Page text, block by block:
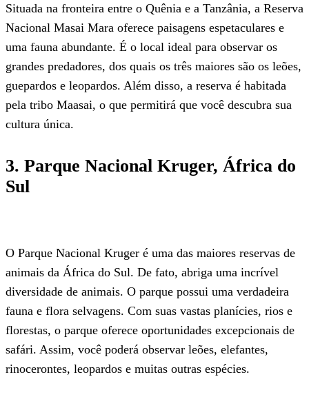
Situada na fronteira entre o Quênia e a Tanzânia, a Reserva
Nacional Masai Mara oferece paisagens espetaculares e
uma fauna abundante. É o local ideal para observar os
grandes predadores, dos quais os três maiores são os leões,
guepardos e leopardos. Além disso, a reserva é habitada
pela tribo Maasai, o que permitirá que você descubra sua
cultura única.
3. Parque Nacional Kruger, África do
Sul
O Parque Nacional Kruger é uma das maiores reservas de
animais da África do Sul. De fato, abriga uma incrível
diversidade de animais. O parque possui uma verdadeira
fauna e flora selvagens. Com suas vastas planícies, rios e
florestas, o parque oferece oportunidades excepcionais de
safári. Assim, você poderá observar leões, elefantes,
rinocerontes, leopardos e muitas outras espécies.